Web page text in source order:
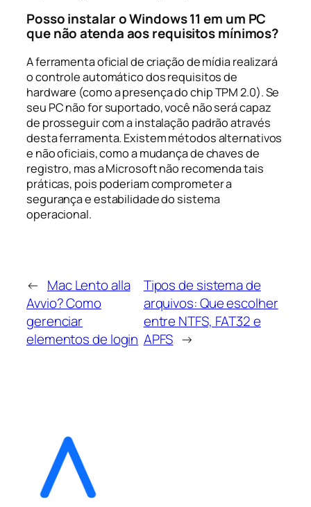
Posso instalar o Windows 11 em um PC
que não atenda aos requisitos mínimos?
A ferramenta oficial de criação de mídia realizará
o controle automático dos requisitos de
hardware (como a presença do chip TPM 2.0). Se
seu PC não for suportado, você não será capaz
de prosseguir com a instalação padrão através
desta ferramenta. Existem métodos alternativos
e não oficiais, como a mudança de chaves de
registro, mas a Microsoft não recomenda tais
práticas, pois poderiam comprometer a
segurança e estabilidade do sistema
operacional.
← Mac Lento alla
Avvio? Como
gerenciar
elementos de login
Tipos de sistema de
arquivos: Que escolher
entre NTFS, FAT32 e
APFS →